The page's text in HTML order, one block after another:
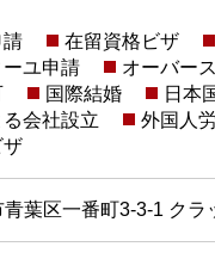
請 在留資格ビザ
ユ申請
オーバー
国際結婚
日本
会社設立
外国人
ザ
葉区一番町3-3-1 クラ